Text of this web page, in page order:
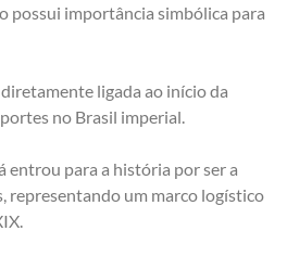
possui importância simbólica para
diretamente ligada ao início da
no Brasil imperial.
entrou para a história por ser a
representando um marco logístico